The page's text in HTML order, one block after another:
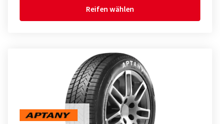
Reifen wählen